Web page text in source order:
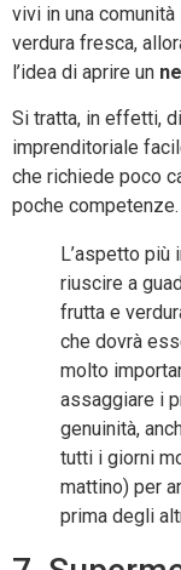
vivi in una
verdura fresca,
l’idea di aprire un
Si tratta, in effetti, di
imprenditoriale
che richiede poco
poche competenze.
L’aspetto più
riuscire a
frutta e
che dovrà
molto
assaggiare i
genuinità,
tutti i giorni
mattino) per
prima degli